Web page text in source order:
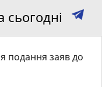
подання заяв до